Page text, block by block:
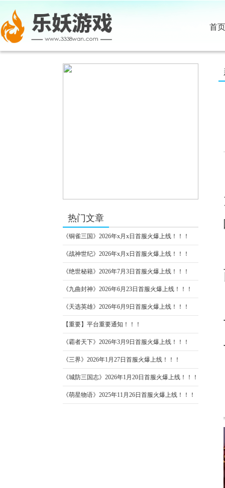
首页
热门文章
《铜雀三国》2026年x月x日首服火爆上线！！！
《战神世纪》2026年x月x日首服火爆上线！！！
《绝世秘籍》2026年7月3日首服火爆上线！！！
《九曲封神》2026年6月23日首服火爆上线！！！
《天选英雄》2026年6月9日首服火爆上线！！！
【重要】平台重要通知！！！
《霸者天下》2026年3月9日首服火爆上线！！！
《三界》2026年1月27日首服火爆上线！！！
《城防三国志》2026年1月20日首服火爆上线！！！
《萌星物语》2025年11月26日首服火爆上线！！！